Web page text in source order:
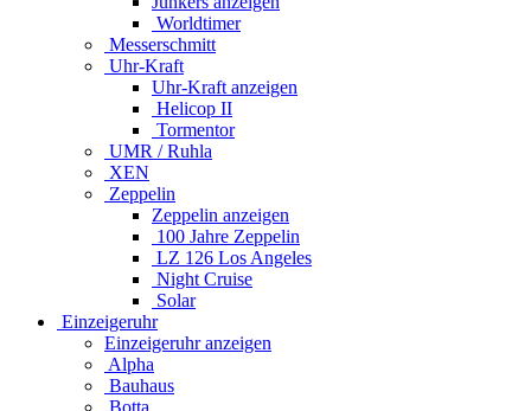
Worldtimer
Messerschmitt
Uhr-Kraft
Uhr-Kraft anzeigen
Helicop II
Tormentor
UMR / Ruhla
XEN
Zeppelin
Zeppelin anzeigen
100 Jahre Zeppelin
LZ 126 Los Angeles
Night Cruise
Solar
Einzeigeruhr
Einzeigeruhr anzeigen
Alpha
Bauhaus
Botta